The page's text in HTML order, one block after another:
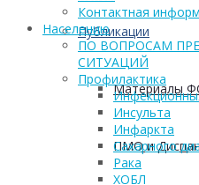
Публикации
Материалы
ПМО и
Контактная
Населению
ПО ВОПРОСАМ
СИТУАЦИЙ
Профилактика
Инсульта
Инфаркта
Сахарного
Рака
ХОБЛ